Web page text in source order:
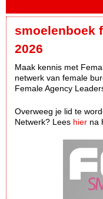
smoelenboek
2026
Maak kennis met
netwerk van female
Female Agency
Overweeg je lid te
Netwerk? Lees hier na